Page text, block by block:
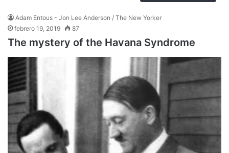
Adam Entous - Jon Lee Anderson / The New Yorker
febrero 19, 2019
87
The mystery of the Havana Syndrome